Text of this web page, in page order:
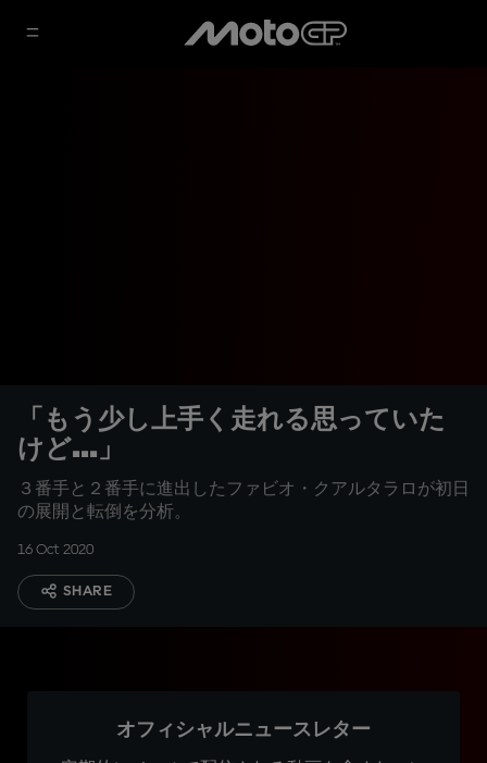
「もう少し上手く走れる思っていた
けど...」
３番手と２番手に進出したファビオ・クアルタラロが初日
の展開と転倒を分析。
16 Oct 2020
SHARE
オフィシャルニュースレター